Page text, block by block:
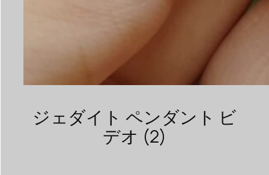
ジェダイト ペンダント ビ
デオ (2)